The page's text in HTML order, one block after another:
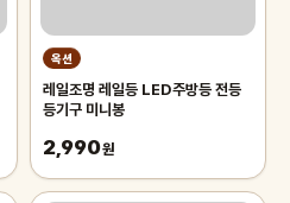
옥션
레일조명 레일등 LED주방등 전등
등기구 미니봉
2,990원